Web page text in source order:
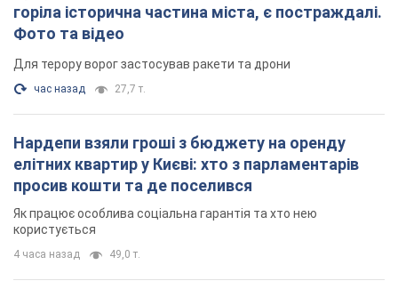
Армія Росії здійснила масовану атаку на Одесу:
горіла історична частина міста, є постраждалі.
Фото та відео
Для терору ворог застосував ракети та дрони